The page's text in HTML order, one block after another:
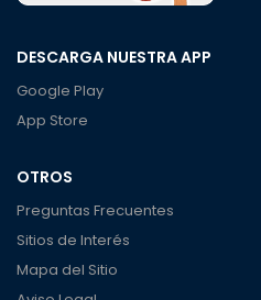
DESCARGA NUESTRA APP
Google Play
App Store
OTROS
Preguntas Frecuentes
Sitios de Interés
Mapa del Sitio